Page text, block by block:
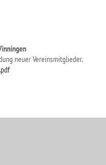
neuer Vereinsmitglieder.